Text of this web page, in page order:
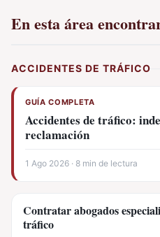
En esta área
ACCIDENTES DE TRÁFICO
GUÍA COMPLETA
Accidentes de tráfico:
reclamación
1 Ago 2026 · 8 min de lectura
Contratar abogados
tráfico